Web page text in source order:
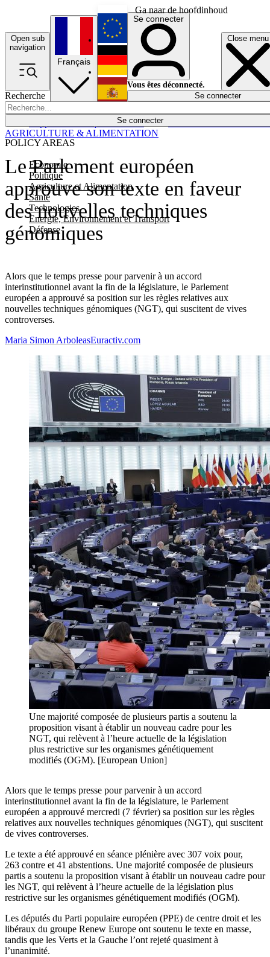
Ga naar de hoofdinhoud
Open sub
navigation
Close menu
Recherche
Se connecter
POLICY AREAS
Economie
Politique
Agriculture et Alimentation
Santé
Technologies
Energie, Environnement et Transport
Défense
Économie
Français
English
Deutsch
Español
Se connecter
Vous êtes déconnecté.
Se connecter
Le Parlement européen
approuve son texte en faveur
des nouvelles techniques
génomiques
Alors que le temps presse pour parvenir à un accord
interinstitutionnel avant la fin de la législature, le Parlement
européen a approuvé sa position sur les règles relatives aux
nouvelles techniques génomiques (NGT), qui suscitent de vives
controverses.
AGRICULTURE & ALIMENTATION
Maria Simon ArboleasEuractiv.com
Une majorité composée de plusieurs partis a soutenu la
proposition visant à établir un nouveau cadre pour les
NGT, qui relèvent à l’heure actuelle de la législation
plus restrictive sur les organismes génétiquement
modifiés (OGM). [European Union]
Alors que le temps presse pour parvenir à un accord
interinstitutionnel avant la fin de la législature, le Parlement
européen a approuvé mercredi (7 février) sa position sur les règles
relatives aux nouvelles techniques génomiques (NGT), qui suscitent
de vives controverses.
Le texte a été approuvé en séance plénière avec 307 voix pour,
263 contre et 41 abstentions. Une majorité composée de plusieurs
partis a soutenu la proposition visant à établir un nouveau cadre pour
les NGT, qui relèvent à l’heure actuelle de la législation plus
restrictive sur les organismes génétiquement modifiés (OGM).
Les députés du Parti populaire européen (PPE) de centre droit et les
libéraux du groupe Renew Europe ont soutenu le texte en masse,
tandis que les Verts et la Gauche l’ont rejeté quasiment à
l’unanimité.